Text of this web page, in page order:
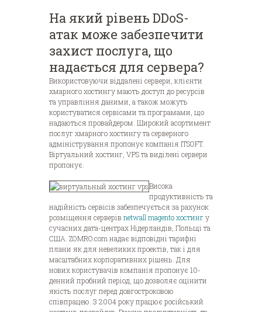
На який рівень DDoS-
атак може забезпечити
захист послуга, що
надається для сервера?
Використовуючи віддалені сервери, клієнти
хмарного хостингу мають доступ до ресурсів
та управління даними, а також можуть
користуватися сервісами та програмами, що
надаються провайдером. Широкий асортимент
послуг хмарного хостингу та серверного
адміністрування пропонує компанія ITSOFT.
Віртуальний хостинг, VPS та виділені сервери
пропонує.
Висока
продуктивність та
надійність сервісів забезпечується за рахунок
розміщення серверів netwall magento хостингу
сучасних дата-центрах Нідерландів, Польщі та
США. ZOMRO.com надає відповідні тарифні
плани як для невеликих проектів, так і для
масштабних корпоративних рішень. Для
нових користувачів компанія пропонує 10-
денний пробний період, що дозволяє оцінити
якість послуг перед довгостроковою
співпрацею. З 2004 року працює російський